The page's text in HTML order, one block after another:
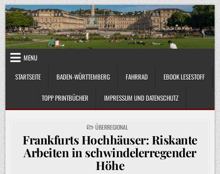
Skip
to
content
MENU
STARTSEITE
BADEN-WÜRTTEMBERG FAHRRAD EBOOK LESESTOFF
TOPP PRINTBÜCHER IMPRESSUM UND DATENSCHUTZ
POSTED
IN
ÜBERREGIONAL
Frankfurts Hochhäuser: Riskante
Arbeiten in schwindelerregender
Höhe